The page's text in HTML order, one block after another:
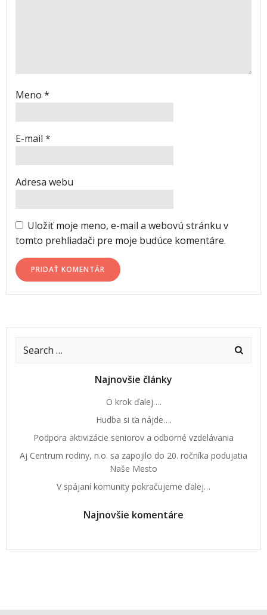
Meno *
E-mail *
Adresa webu
Uložiť moje meno, e-mail a webovú stránku v
tomto prehliadači pre moje budúce komentáre.
Najnovšie články
O krok ďalej….
Hudba si ťa nájde….
Podpora aktivizácie seniorov a odborné vzdelávania
Aj Centrum rodiny, n.o. sa zapojilo do 20. ročníka podujatia
Naše Mesto
V spájaní komunity pokračujeme ďalej…
Najnovšie komentáre